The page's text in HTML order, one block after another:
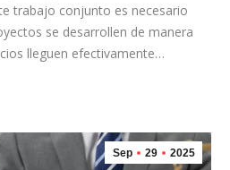
trabajo conjunto es necesario
se desarrollen de manera
lleguen efectivamente…
Sep 29 2025